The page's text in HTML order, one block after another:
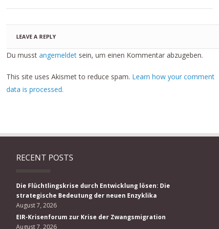
LEAVE A REPLY
Du musstangemeldet sein, um einen Kommentar abzugeben.
This site uses Akismet to reduce spam. Learn how your comment
data is processed.
RECENT POSTS
Die Flüchtlingskrise durch Entwicklung lösen: Die
strategische Bedeutung der neuen Enzyklika
August 7, 2026
EIR-Krisenforum zur Krise der Zwangsmigration
August 7, 2026